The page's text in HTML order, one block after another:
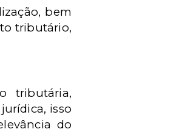
bem
tributário,
tributária,
isso
do